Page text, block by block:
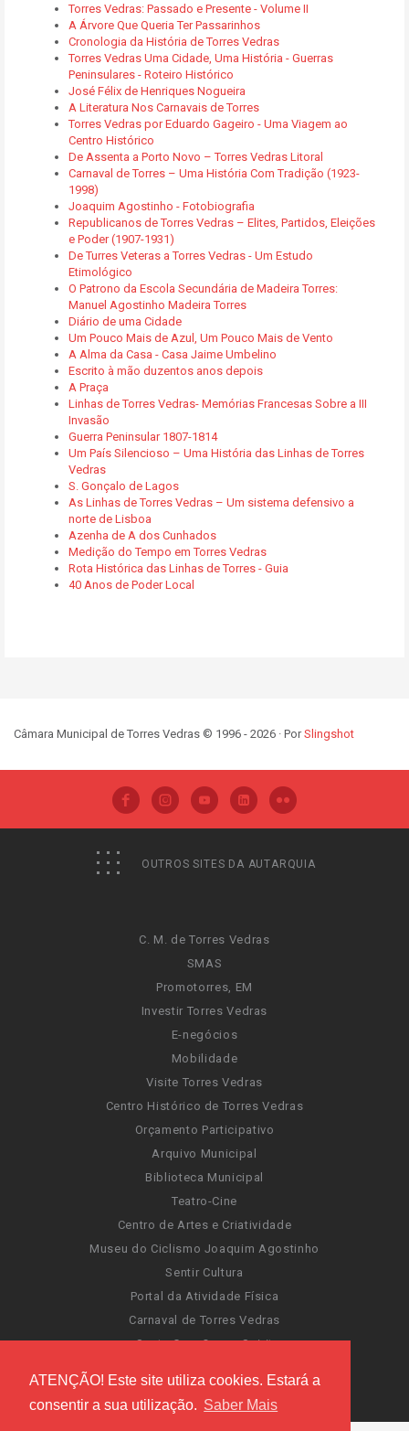
ATENÇÃO! Este site utiliza cookies. Estará a
consentir a sua utilização. Saber Mais
Torres Vedras: Passado e Presente - Volume II
A Árvore Que Queria Ter Passarinhos
Cronologia da História de Torres Vedras
Torres Vedras Uma Cidade, Uma História - Guerras
Peninsulares - Roteiro Histórico
José Félix de Henriques Nogueira
A Literatura Nos Carnavais de Torres
Torres Vedras por Eduardo Gageiro - Uma Viagem ao
Centro Histórico
De Assenta a Porto Novo – Torres Vedras Litoral
Carnaval de Torres – Uma História Com Tradição (1923-
1998)
Joaquim Agostinho - Fotobiografia
Republicanos de Torres Vedras – Elites, Partidos, Eleições
e Poder (1907-1931)
De Turres Veteras a Torres Vedras - Um Estudo
Etimológico
O Patrono da Escola Secundária de Madeira Torres:
Manuel Agostinho Madeira Torres
Diário de uma Cidade
Um Pouco Mais de Azul, Um Pouco Mais de Vento
A Alma da Casa - Casa Jaime Umbelino
Escrito à mão duzentos anos depois
A Praça
Linhas de Torres Vedras- Memórias Francesas Sobre a III
Invasão
Guerra Peninsular 1807-1814
Um País Silencioso – Uma História das Linhas de Torres
Vedras
S. Gonçalo de Lagos
As Linhas de Torres Vedras – Um sistema defensivo a
norte de Lisboa
Azenha de A dos Cunhados
Medição do Tempo em Torres Vedras
Rota Histórica das Linhas de Torres - Guia
40 Anos de Poder Local
Câmara Municipal de Torres Vedras © 1996 - 2026 · PorSlingshot
OUTROS SITES DA AUTARQUIA
C. M. de Torres Vedras
SMAS
Promotorres, EM
Investir Torres Vedras
E-negócios
Mobilidade
Visite Torres Vedras
Centro Histórico de Torres Vedras
Orçamento Participativo
Arquivo Municipal
Biblioteca Municipal
Teatro-Cine
Centro de Artes e Criatividade
Museu do Ciclismo Joaquim Agostinho
Sentir Cultura
Portal da Atividade Física
Carnaval de Torres Vedras
Santa Cruz Ocean Spirit